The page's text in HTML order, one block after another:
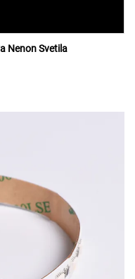
Nenon Svetila